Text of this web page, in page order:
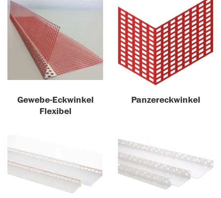
Gewebe-Eckwinkel
Flexibel
Panzereckwinkel